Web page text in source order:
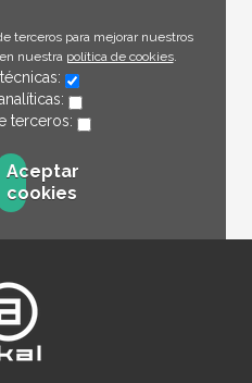
terceros para mejorar nuestros
nuestra política de cookies.
terceros:
Aceptar
cookies